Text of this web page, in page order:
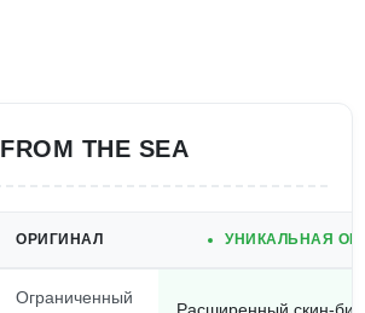
FROM THE SEA
ОРИГИНАЛ УНИКАЛЬНАЯ
Ограниченный